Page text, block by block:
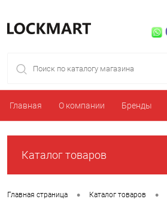
Главная О компании Бренды
Каталог товаров
Главная страница • Каталог товаров •